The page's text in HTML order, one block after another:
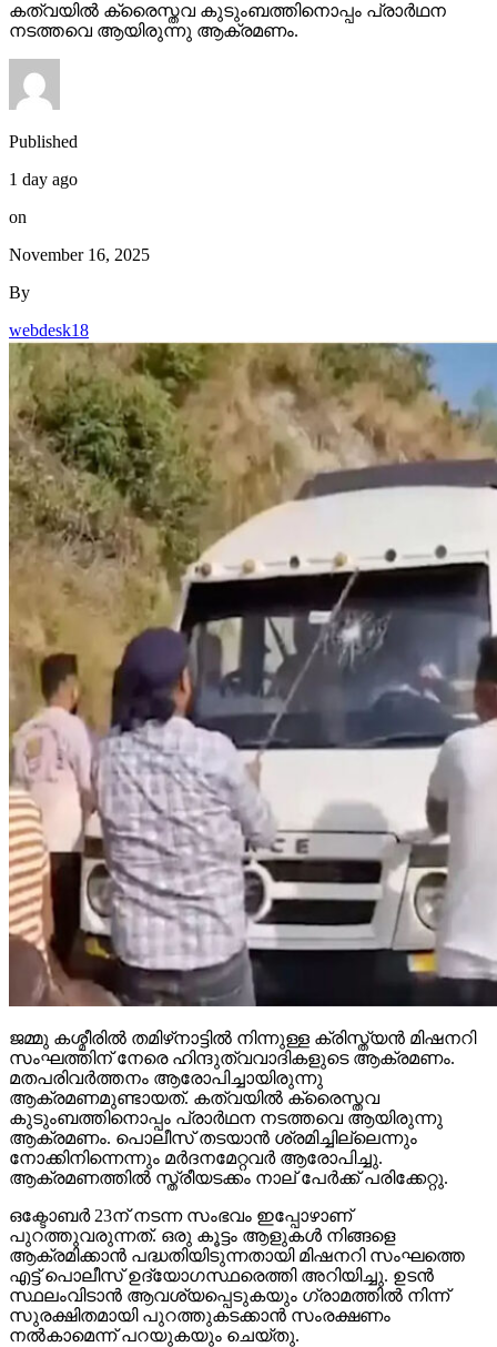
കത്വയില്‍ ക്രൈസ്തവ കുടുംബത്തിനൊപ്പം പ്രാര്‍ഥന
നടത്തവെ ആയിരുന്നു ആക്രമണം.
Published
1 day ago
on
November 16, 2025
By
webdesk18
ജമ്മു കശ്മീരില്‍ തമിഴ്‌നാട്ടില്‍ നിന്നുള്ള ക്രിസ്ത്യന്‍ മിഷനറി
സംഘത്തിന് നേരെ ഹിന്ദുത്വവാദികളുടെ ആക്രമണം.
മതപരിവര്‍ത്തനം ആരോപിച്ചായിരുന്നു
ആക്രമണമുണ്ടായത്. കത്വയില്‍ ക്രൈസ്തവ
കുടുംബത്തിനൊപ്പം പ്രാര്‍ഥന നടത്തവെ ആയിരുന്നു
ആക്രമണം. പൊലീസ് തടയാന്‍ ശ്രമിച്ചില്ലെന്നും
നോക്കിനിന്നെന്നും മര്‍ദനമേറ്റവര്‍ ആരോപിച്ചു.
ആക്രമണത്തില്‍ സ്ത്രീയടക്കം നാല് പേര്‍ക്ക് പരിക്കേറ്റു.
ഒക്ടോബര്‍ 23ന് നടന്ന സംഭവം ഇപ്പോഴാണ്
പുറത്തുവരുന്നത്. ഒരു കൂട്ടം ആളുകള്‍ നിങ്ങളെ
ആക്രമിക്കാന്‍ പദ്ധതിയിടുന്നതായി മിഷനറി സംഘത്തെ
എട്ട് പൊലീസ് ഉദ്യോഗസ്ഥരെത്തി അറിയിച്ചു. ഉടന്‍
സ്ഥലംവിടാന്‍ ആവശ്യപ്പെടുകയും ഗ്രാമത്തില്‍ നിന്ന്
സുരക്ഷിതമായി പുറത്തുകടക്കാന്‍ സംരക്ഷണം
നല്‍കാമെന്ന് പറയുകയും ചെയ്തു.